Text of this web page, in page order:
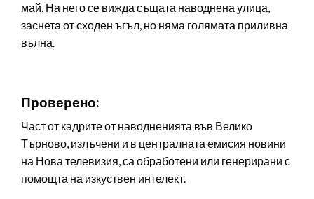
май. На него се вижда същата наводнена улица,
заснета от сходен ъгъл, но няма голямата приливна
вълна.
Проверено:
Част от кадрите от наводненията във Велико
Търново, излъчени и в централната емисия новини
на Нова телевизия, са обработени или генерирани с
помощта на изкуствен интелект.